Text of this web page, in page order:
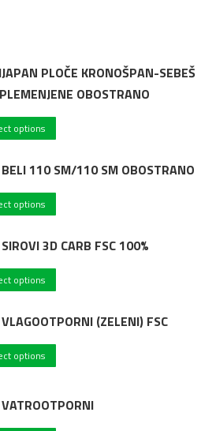
PLOČE KRONOŠPAN-SEBEŠ
OBOSTRANO
options
110 SM/110 SM OBOSTRANO
options
3D CARB FSC 100%
options
(ZELENI) FSC
options